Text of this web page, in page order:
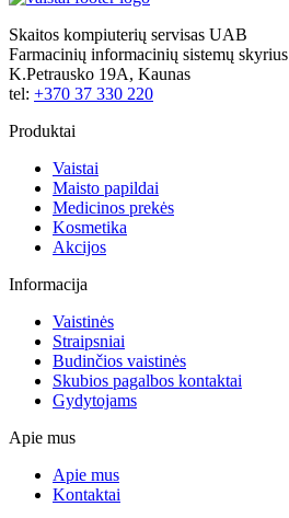
Skaitos kompiuterių servisas UAB
Farmacinių informacinių sistemų skyrius
K.Petrausko 19A, Kaunas
tel: +370 37 330 220
Produktai
Vaistai
Maisto papildai
Medicinos prekės
Kosmetika
Akcijos
Informacija
Vaistinės
Straipsniai
Budinčios vaistinės
Skubios pagalbos kontaktai
Gydytojams
Apie mus
Apie mus
Kontaktai